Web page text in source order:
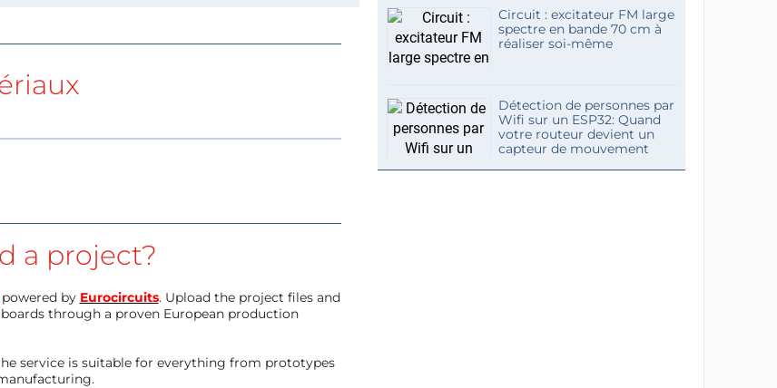
a project?
powered by Eurocircuits. Upload the project files and
through a proven European production
service is suitable for everything from prototypes
Circuit : excitateur FM large
spectre en bande 70 cm à
réaliser soi-même
Détection de personnes par
Wifi sur un ESP32: Quand
votre routeur devient un
capteur de mouvement